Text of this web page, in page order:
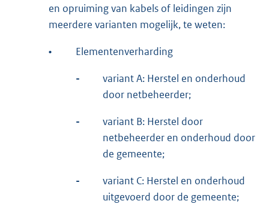
en opruiming van kabels of leidingen zijn
meerdere varianten mogelijk, te weten:
• Elementenverharding
-
variant A: Herstel en onderhoud
door netbeheerder;
-
variant B: Herstel door
netbeheerder en onderhoud door
de gemeente;
-
variant C: Herstel en onderhoud
uitgevoerd door de gemeente;